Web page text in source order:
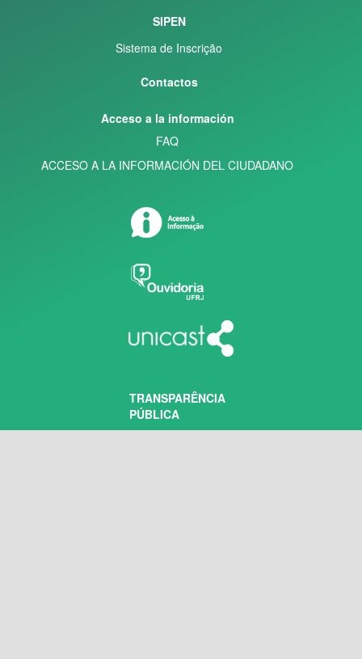
SIPEN
Sistema de Inscrição
Contactos
Acceso a la información
FAQ
ACCESO A LA INFORMACIÓN DEL CIUDADANO
TRANSPARÊNCIA
PÚBLICA